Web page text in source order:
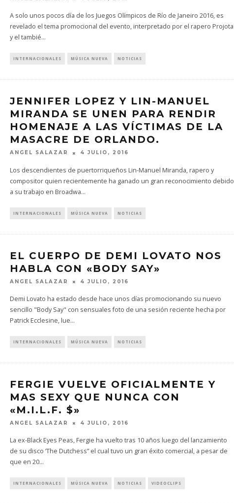
A solo unos pocos día de los Juegos Olímpicos de Río de Janeiro 2016, es
revelado el tema promocional del evento, interpretado por el rapero Projota
y el tambié...
INTERNACIONALES MÚSICA NUEVA NOTICIAS
JENNIFER LOPEZ Y LIN-MANUEL
MIRANDA SE UNEN PARA RENDIR
HOMENAJE A LAS VÍCTIMAS DE LA
MASACRE DE ORLANDO.
ANGEL SALAZAR 4 JULIO, 2016
Los descendientes de puertorriqueños Lin-Manuel Miranda, rapero y
compositor quien recientemente ha ganado un gran reconocimiento debido
a su trabajo en Broadwa...
INTERNACIONALES MÚSICA NUEVA NOTICIAS
EL CUERPO DE DEMI LOVATO NOS
HABLA CON «BODY SAY»
ANGEL SALAZAR 4 JULIO, 2016
Demi Lovato ha estado desde hace unos días promocionando su nuevo
sencillo "Body Say" con sensuales foto de una sesión reciente hecha por
Patrick Ecclesine, lue...
INTERNACIONALES MÚSICA NUEVA NOTICIAS
FERGIE VUELVE OFICIALMENTE Y
MAS SEXY QUE NUNCA CON
«M.I.L.F. $»
ANGEL SALAZAR 4 JULIO, 2016
La ex-Black Eyes Peas, Fergie ha vuelto tras 10 años luego del lanzamiento
de su disco ‘The Dutchess” el cual tuvo un gran éxito comercial, a pesar de
que en 20...
INTERNACIONALES MÚSICA NUEVA NOTICIAS VIDEOCLIPS